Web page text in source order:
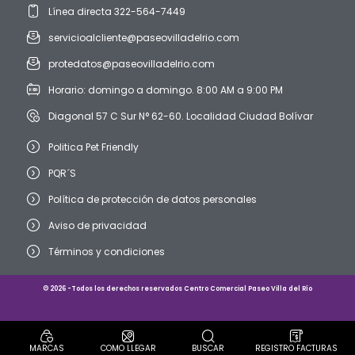
Línea directa 322-564-7449
servicioalcliente@paseovilladelrio.com
protedatos@paseovilladelrio.com
Horario: domingo a domingo. 8:00 AM a 9:00 PM
Diagonal 57 C Sur N° 62-60. Localidad Ciudad Bolívar
Politica Pet Friendly
PQR´S
Política de protección de datos personales
Aviso de privacidad
Términos y condiciones
MARCAS COMO LLEGAR BUSCAR REGISTRO FACTURAS
© 2026 -Todos los derechos reservados Centro Comercial Paseo Villa del Río